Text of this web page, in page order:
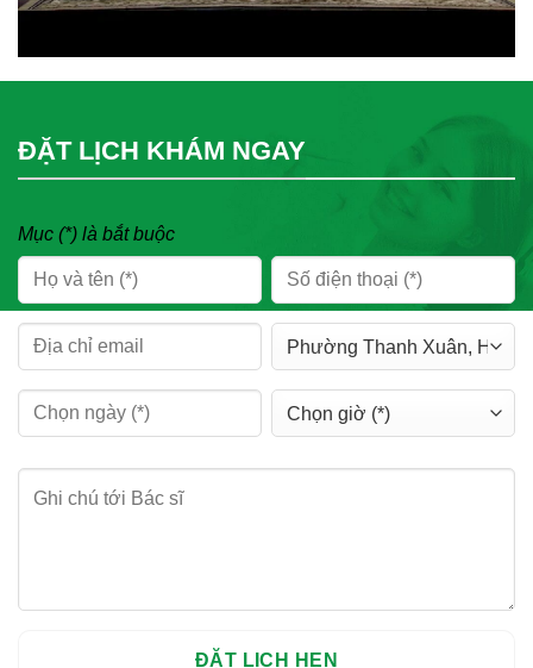
ĐẶT LỊCH KHÁM NGAY
Mục (*) là bắt buộc